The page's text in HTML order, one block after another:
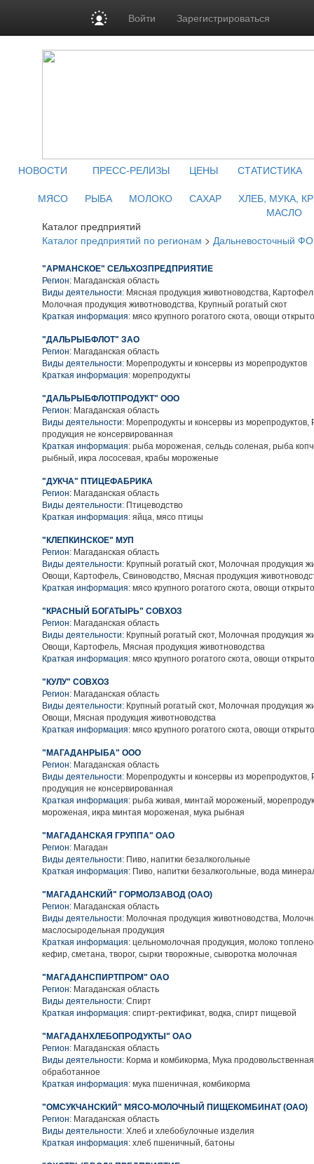
Войти Зарегистрироваться
НОВОСТИ ПРЕСС-РЕЛИЗЫ ЦЕНЫ
СТАТИСТИКА
МЯСО
РЫБА МОЛОКО САХАР
ХЛЕБ, МУКА,
МАСЛО
Каталог предприятий
Каталог предприятий по регионам > Дальневосточный
"АРМАНСКОЕ" СЕЛЬХОЗПРЕДПРИЯТИЕ
Регион: Магаданская область
Виды деятельности: Мясная продукция животноводства,
Молочная продукция животноводства, Крупный рогатый скот
Краткая информация: мясо крупного рогатого скота, овощи
"ДАЛЬРЫБФЛОТ" ЗАО
Регион: Магаданская область
Виды деятельности: Морепродукты и консервы из морепродуктов
Краткая информация: морепродукты
"ДАЛЬРЫБФЛОТПРОДУКТ" ООО
Регион: Магаданская область
Виды деятельности: Морепродукты и консервы из
продукция не консервированная
Краткая информация: рыба мороженая, сельдь соленая, рыба
рыбный, икра лососевая, крабы мороженые
"ДУКЧА" ПТИЦЕФАБРИКА
Регион: Магаданская область
Виды деятельности: Птицеводство
Краткая информация: яйца, мясо птицы
"КЛЕПКИНСКОЕ" МУП
Регион: Магаданская область
Виды деятельности: Крупный рогатый скот, Молочная продукция
Овощи, Картофель, Свиноводство, Мясная продукция
Краткая информация: мясо крупного рогатого скота, овощи
"КРАСНЫЙ БОГАТЫРЬ" СОВХОЗ
Регион: Магаданская область
Виды деятельности: Крупный рогатый скот, Молочная продукция
Овощи, Картофель, Мясная продукция животноводства
Краткая информация: мясо крупного рогатого скота, овощи
"КУЛУ" СОВХОЗ
Регион: Магаданская область
Виды деятельности: Крупный рогатый скот, Молочная продукция
Овощи, Мясная продукция животноводства
Краткая информация: мясо крупного рогатого скота, овощи
"МАГАДАНРЫБА" ООО
Регион: Магаданская область
Виды деятельности: Морепродукты и консервы из
продукция не консервированная
Краткая информация: рыба живая, минтай мороженый,
мороженая, икра минтая мороженая, мука рыбная
"МАГАДАНСКАЯ ГРУППА" ОАО
Регион: Магадан
Виды деятельности: Пиво, напитки безалкогольные
Краткая информация: Пиво, напитки безалкогольные, вода
"МАГАДАНСКИЙ" ГОРМОЛЗАВОД (ОАО)
Регион: Магаданская область
Виды деятельности: Молочная продукция животноводства,
маслосыродельная продукция
Краткая информация: цельномолочная продукция, молоко
кефир, сметана, творог, сырки творожные, сыворотка молочная
"МАГАДАНСПИРТПРОМ" ОАО
Регион: Магаданская область
Виды деятельности: Спирт
Краткая информация: спирт-ректификат, водка, спирт пищевой
"МАГАДАНХЛЕБОПРОДУКТЫ" ОАО
Регион: Магаданская область
Виды деятельности: Корма и комбикорма, Мука
обработанное
Краткая информация: мука пшеничная, комбикорма
"ОМСУКЧАНСКИЙ" МЯСО-МОЛОЧНЫЙ ПИЩЕКОМБИНАТ (ОАО)
Регион: Магаданская область
Виды деятельности: Хлеб и хлебобулочные изделия
Краткая информация: хлеб пшеничный, батоны